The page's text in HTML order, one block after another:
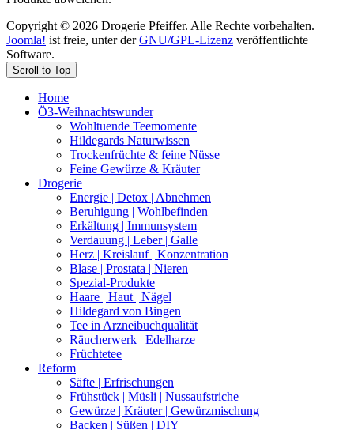
Copyright © 2026 Drogerie Pfeiffer. Alle Rechte vorbehalten.
Joomla! ist freie, unter derGNU/GPL-Lizenz veröffentlichte
Software.
Scroll to Top
Home
Ö3-Weihnachtswunder
Wohltuende Teemomente
Hildegards Naturwissen
Trockenfrüchte & feine Nüsse
Feine Gewürze & Kräuter
Drogerie
Energie | Detox | Abnehmen
Beruhigung | Wohlbefinden
Erkältung | Immunsystem
Verdauung | Leber | Galle
Herz | Kreislauf | Konzentration
Blase | Prostata | Nieren
Spezial-Produkte
Haare | Haut | Nägel
Hildegard von Bingen
Tee in Arzneibuchqualität
Räucherwerk | Edelharze
Früchtetee
Reform
Säfte | Erfrischungen
Frühstück | Müsli | Nussaufstriche
Gewürze | Kräuter | Gewürzmischung
Backen | Süßen | DIY